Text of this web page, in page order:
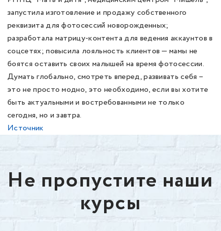
запустила изготовление и продажу собственного
реквизита для фотосессий новорожденных;
разработала матрицу-контента для ведения аккаунтов в
соцсетях; повысила лояльность клиентов — мамы не
боятся оставить своих малышей на время фотосессии.
Думать глобально, смотреть вперед, развивать себя –
это не просто модно, это необходимо, если вы хотите
быть актуальными и востребованными не только
сегодня, но и завтра.
Источник
Не пропустите наши
курсы